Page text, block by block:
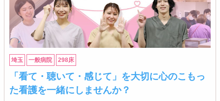
埼玉 一般病院 298床
「看て・聴いて・感じて」を大切に心のこもっ
た看護を一緒にしませんか？